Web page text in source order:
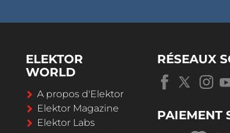
ELEKTOR
WORLD
A propos d'Elektor
Elektor Magazine
Elektor Labs
RÉSEAUX
PAIEMENT